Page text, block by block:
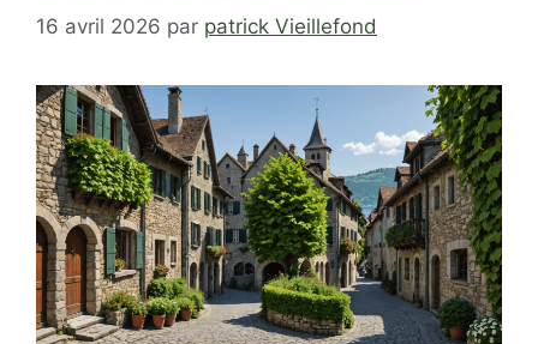
16 avril 2026 par patrick Vieillefond